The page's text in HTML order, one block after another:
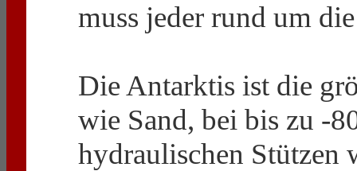
muss jeder rund um
Die Antarktis ist die
wie Sand, bei bis zu -
hydraulischen Stützen